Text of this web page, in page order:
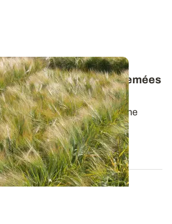
orges de printemps semées
dès l’automne est une
en poupe. Mais...